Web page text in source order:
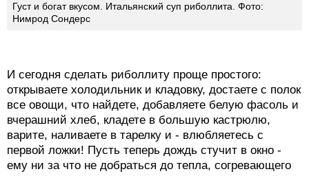
Густ и богат вкусом. Итальянский суп риболлита. Фото:
Нимрод Сондерс
И сегодня сделать риболлиту проще простого:
открываете холодильник и кладовку, достаете с полок
все овощи, что найдете, добавляете белую фасоль и
вчерашний хлеб, кладете в большую кастрюлю,
варите, наливаете в тарелку и - влюбляетесь с
первой ложки! Пусть теперь дождь стучит в окно -
ему ни за что не добраться до тепла, согревающего